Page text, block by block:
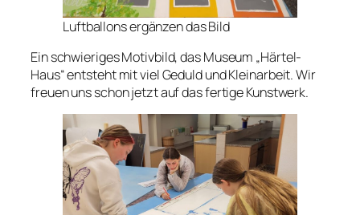
Luftballons ergänzen das Bild
Ein schwieriges Motivbild, das Museum „Härtel-
Haus“ entsteht mit viel Geduld und Kleinarbeit. Wir
freuen uns schon jetzt auf das fertige Kunstwerk.